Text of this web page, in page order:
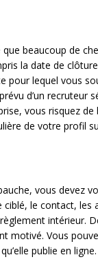
beaucoup de
la date de
pour lequel vous
d’un recruteur
vous risquez
de votre profil
vous devez
le contact, les
intérieur.
motivé. Vous
publie en ligne.